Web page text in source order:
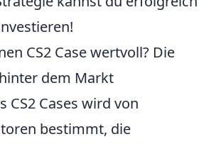
CS2 Case wertvoll? Die
dem Markt
CS2 Cases wird von
bestimmt, die